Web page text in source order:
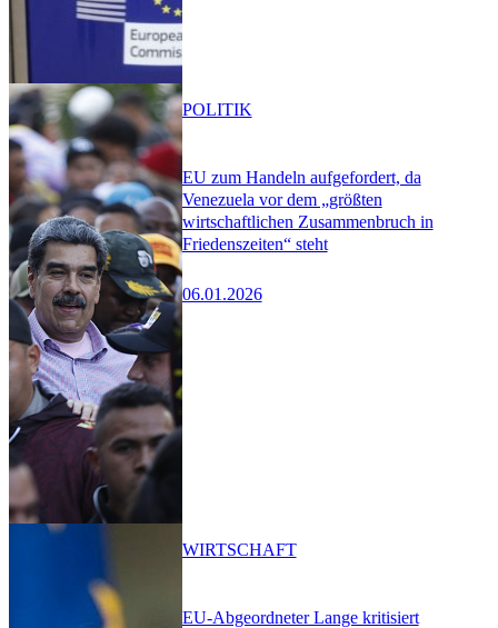
EU zum Handeln aufgefordert, da
Venezuela vor dem „größten
wirtschaftlichen Zusammenbruch in
Friedenszeiten“ steht
06.01.2026
POLITIK
EU-Abgeordneter Lange kritisiert
WIRTSCHAFT